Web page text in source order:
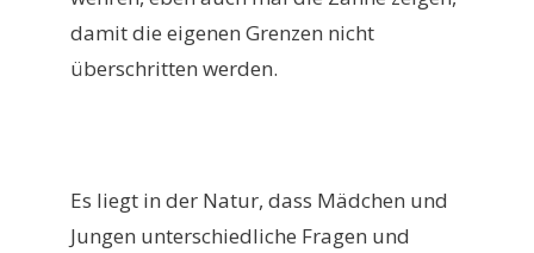
damit die eigenen Grenzen nicht
überschritten werden.
Es liegt in der Natur, dass Mädchen und
Jungen unterschiedliche Fragen und